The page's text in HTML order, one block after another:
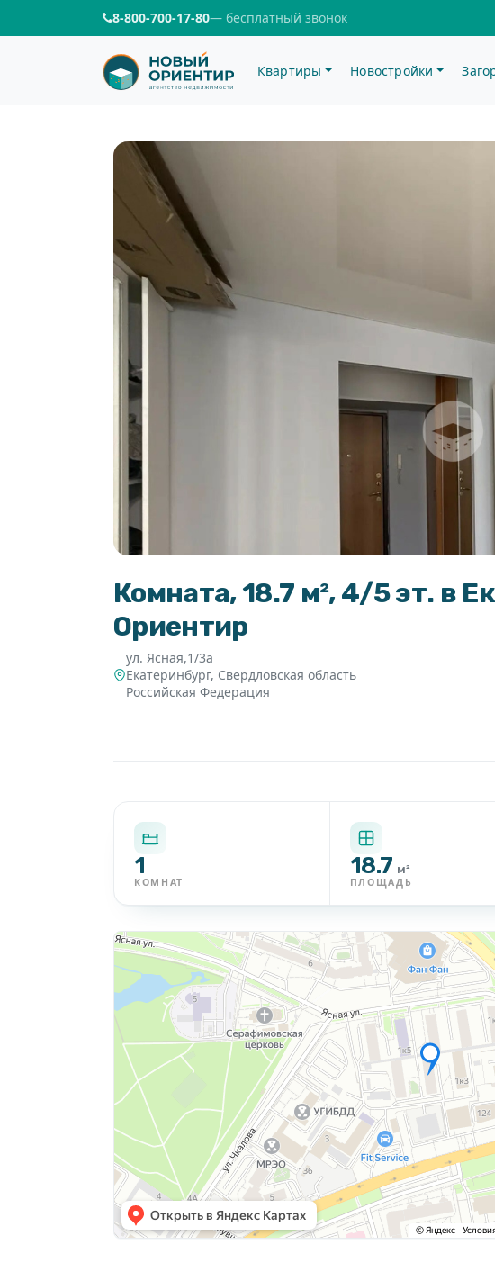
8-800-700-17-80— бесплатный звонок
Квартиры Новостройки
Комната, 18.7 м², 4/5 эт. в
Ориентир
ул. Ясная,1/3а
Екатеринбург, Свердловская область
Российская Федерация
1
КОМНАТ
18.7 м²
ПЛОЩАДЬ